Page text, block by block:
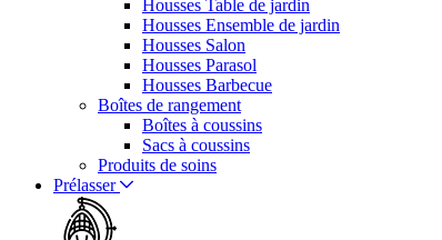
Housses Table de jardin
Housses Ensemble de jardin
Housses Salon
Housses Parasol
Housses Barbecue
Boîtes de rangement
Boîtes à coussins
Sacs à coussins
Produits de soins
Prélasser